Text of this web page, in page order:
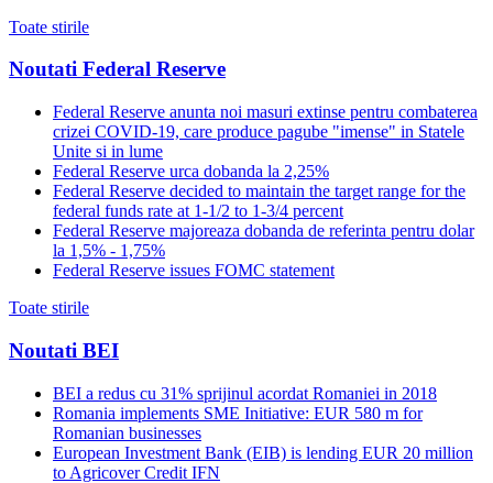
Toate stirile
Noutati Federal Reserve
Federal Reserve anunta noi masuri extinse pentru combaterea
crizei COVID-19, care produce pagube "imense" in Statele
Unite si in lume
Federal Reserve urca dobanda la 2,25%
Federal Reserve decided to maintain the target range for the
federal funds rate at 1-1/2 to 1-3/4 percent
Federal Reserve majoreaza dobanda de referinta pentru dolar
la 1,5% - 1,75%
Federal Reserve issues FOMC statement
Toate stirile
Noutati BEI
BEI a redus cu 31% sprijinul acordat Romaniei in 2018
Romania implements SME Initiative: EUR 580 m for
Romanian businesses
European Investment Bank (EIB) is lending EUR 20 million
to Agricover Credit IFN